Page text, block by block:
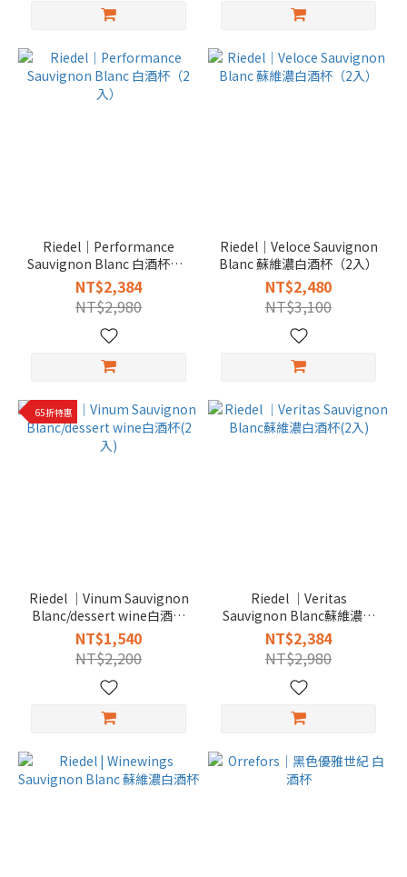
Riedel｜Performance
Sauvignon Blanc 白酒杯（2
入）
NT$2,384
NT$2,980
Riedel｜Veloce Sauvignon
Blanc 蘇維濃白酒杯（2入）
NT$2,480
NT$3,100
65折特惠
Riedel │Vinum Sauvignon
Blanc/dessert wine白酒杯
(2入)
NT$1,540
NT$2,200
Riedel │Veritas
Sauvignon Blanc蘇維濃白
酒杯(2入)
NT$2,384
NT$2,980